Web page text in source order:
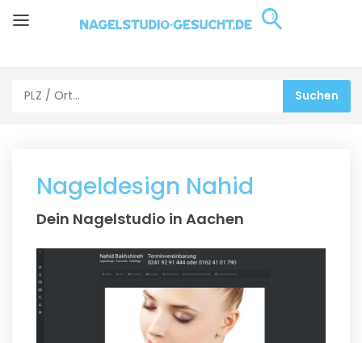
Nageldesign Nahid
Dein Nagelstudio in Aachen